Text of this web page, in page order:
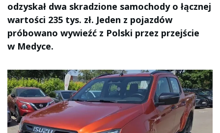
odzyskał dwa skradzione samochody o łącznej
wartości 235 tys. zł. Jeden z pojazdów
próbowano wywieźć z Polski przez przejście
w Medyce.